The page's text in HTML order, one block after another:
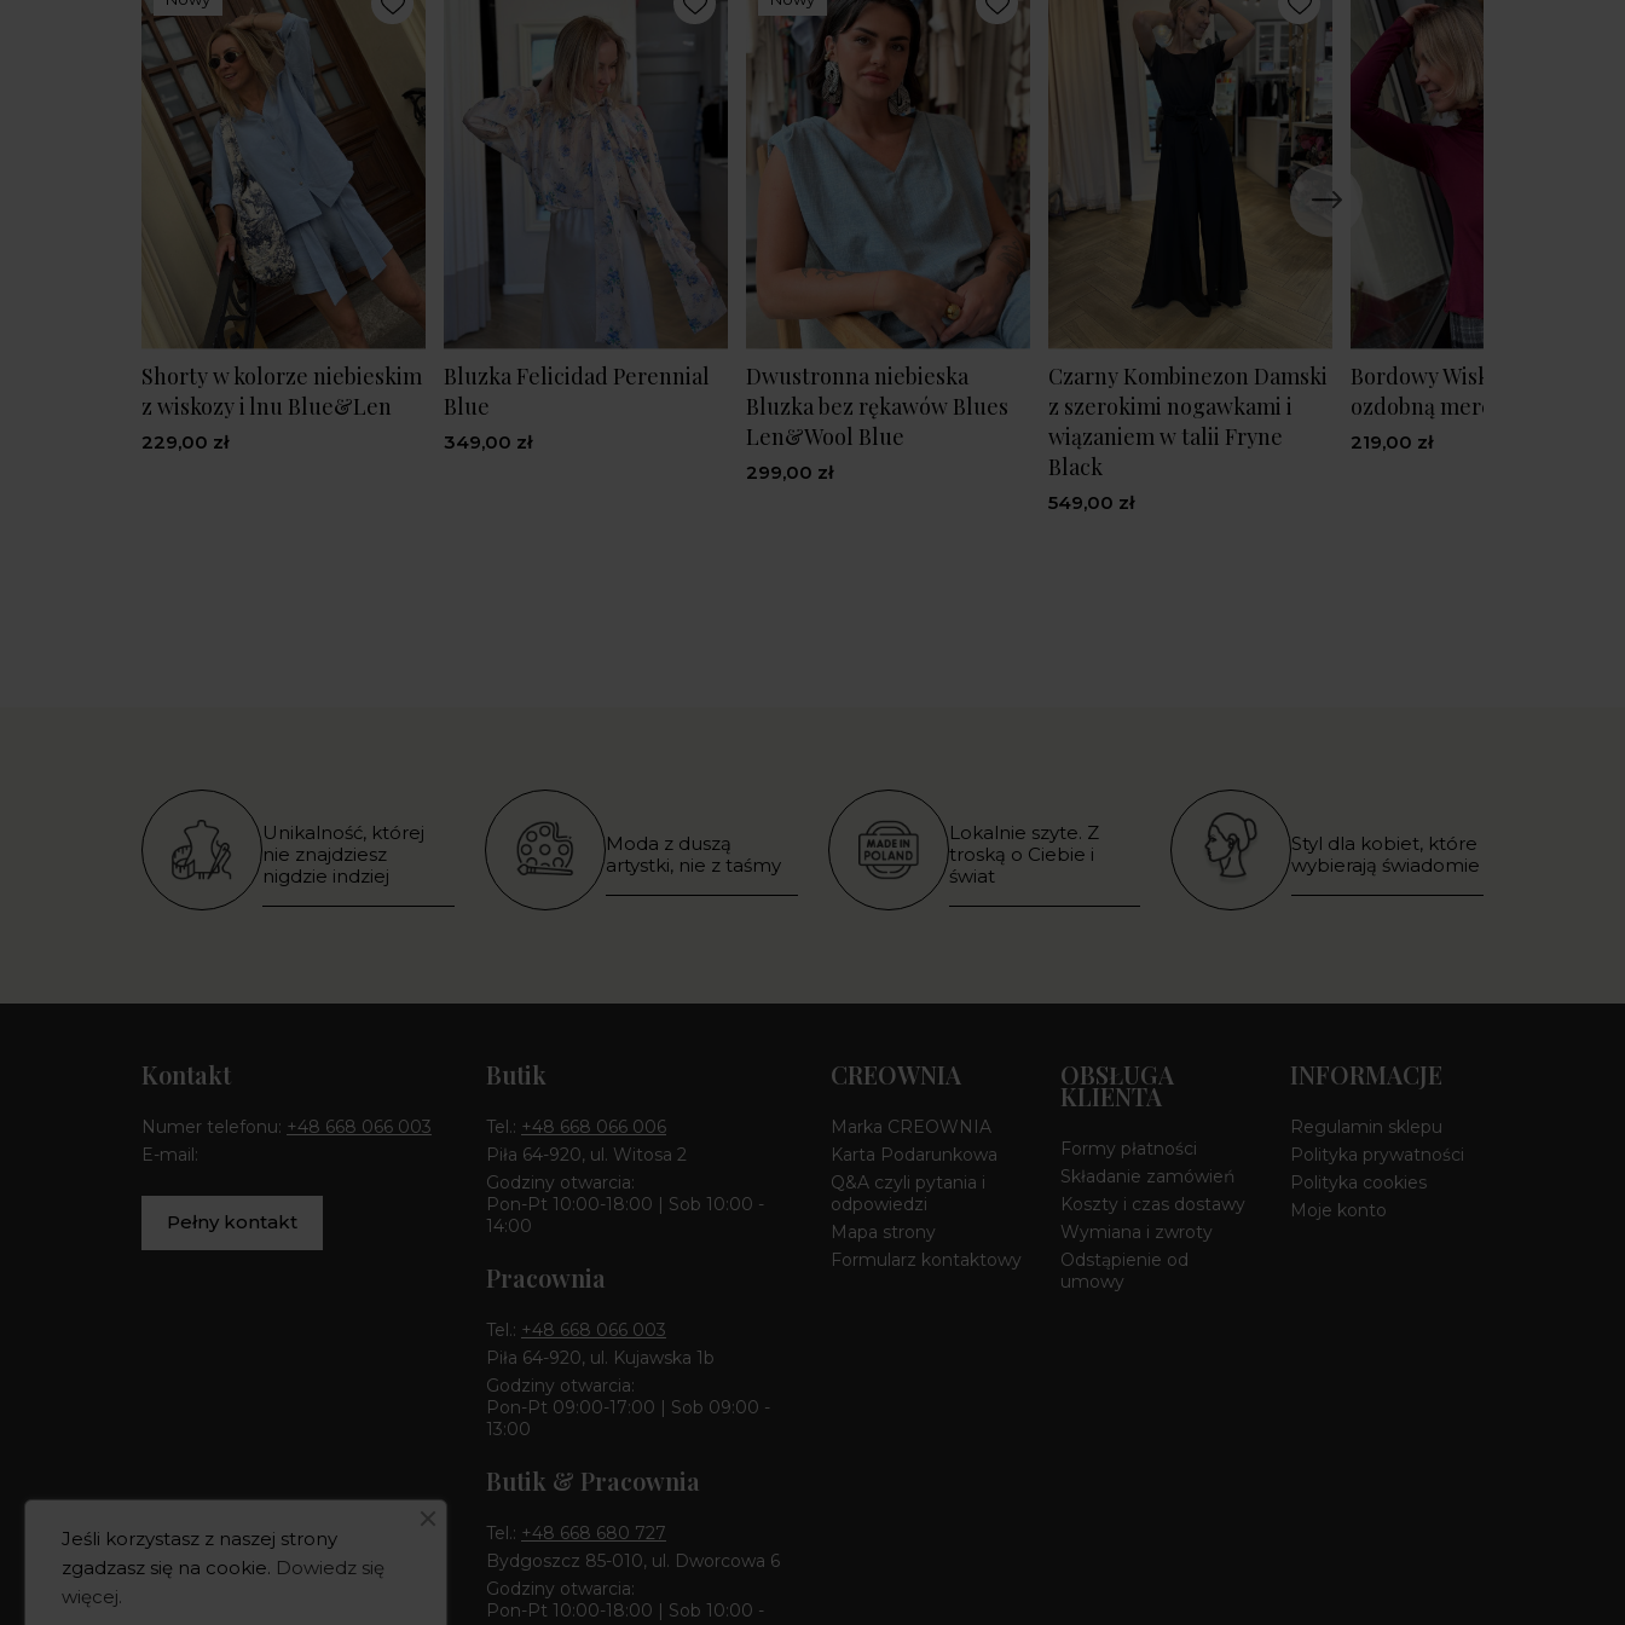
Shorty w kolorze niebieskim
z wiskozy i lnu Blue&Len
229,00 zł
Bluzka Felicidad Perennial
Blue
349,00 zł
Dwustronna niebieska
Bluzka bez rękawów Blues
Len&Wool Blue
299,00 zł
Czarny Kombinezon Damski
z szerokimi nogawkami i
wiązaniem w talii Fryne
Black
549,00 zł
Bordowy Wiskozowy Golf z
ozdobną mereżką
219,00 zł
Unikalność, której
nie znajdziesz
nigdzie indziej
Moda z duszą
artystki, nie z taśmy
Lokalnie szyte. Z
troską o Ciebie i
świat
Styl dla kobiet, które
wybierają świadomie
Kontakt
Numer telefonu: +48 668 066 003
E-mail:
Pełny kontakt
Butik
Tel.: +48 668 066 006
Piła 64-920, ul. Witosa 2
Godziny otwarcia:
Pon-Pt 10:00-18:00 | Sob 10:00 -
14:00
Pracownia
Tel.: +48 668 066 003
Piła 64-920, ul. Kujawska 1b
Godziny otwarcia:
Pon-Pt 09:00-17:00 | Sob 09:00 -
13:00
Butik & Pracownia
Tel.: +48 668 680 727
Bydgoszcz 85-010, ul. Dworcowa 6
Godziny otwarcia:
Pon-Pt 10:00-18:00 | Sob 10:00 -
CREOWNIA
Marka CREOWNIA
Karta Podarunkowa
Q&A czyli pytania i
odpowiedzi
Mapa strony
Formularz kontaktowy
OBSŁUGA
KLIENTA
Formy płatności
Składanie zamówień
Koszty i czas dostawy
Wymiana i zwroty
Odstąpienie od
umowy
INFORMACJE
Regulamin sklepu
Polityka prywatności
Polityka cookies
Moje konto
Jeśli korzystasz z naszej strony
zgadzasz się na cookie. Dowiedz się
więcej.